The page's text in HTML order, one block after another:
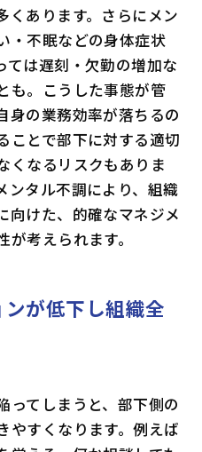
くあります。さらにメン
・不眠などの身体症状
ては遅刻・欠勤の増加な
も。こうした事態が管
身の業務効率が落ちるの
ことで部下に対する適切
くなるリスクもありま
ンタル不調により、組織
向けた、的確なマネジメ
考えられます。
が低下し組織全
ってしまうと、部下側の
やすくなります。例えば